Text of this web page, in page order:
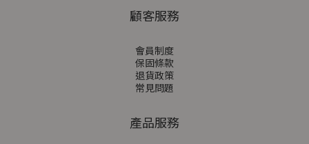
顧客服務
會員制度
保固條款
退貨政策
常見問題
產品服務